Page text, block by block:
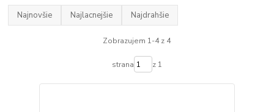
Najnovšie Najlacnejšie Najdrahšie
Zobrazujem 1-4 z 4
strana z 1